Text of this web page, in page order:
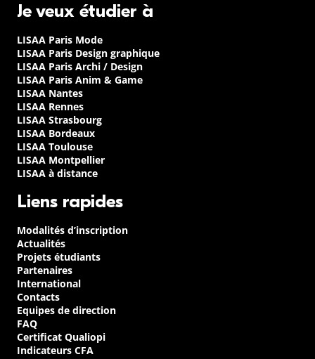
Je veux étudier à
LISAA Paris Mode
LISAA Paris Design graphique
LISAA Paris Archi / Design
LISAA Paris Anim & Game
LISAA Nantes
LISAA Rennes
LISAA Strasbourg
LISAA Bordeaux
LISAA Toulouse
LISAA Montpellier
LISAA à distance
Liens rapides
Modalités d’inscription
Actualités
Projets étudiants
Partenaires
International
Contacts
Equipes de direction
FAQ
Certificat Qualiopi
Indicateurs CFA